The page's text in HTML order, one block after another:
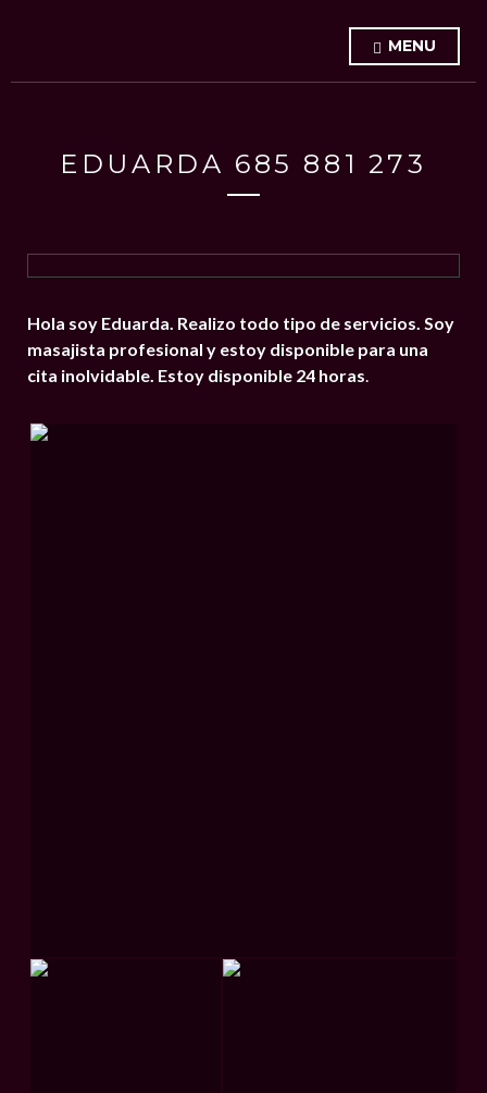
MENU
EDUARDA 685 881 273
Hola soy Eduarda. Realizo todo tipo de servicios. Soy
masajista profesional y estoy disponible para una
cita inolvidable. Estoy disponible 24 horas.